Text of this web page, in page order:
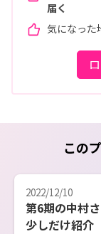
届く
気になった
この
2022/12/10
第6期の中村
少しだけ紹介